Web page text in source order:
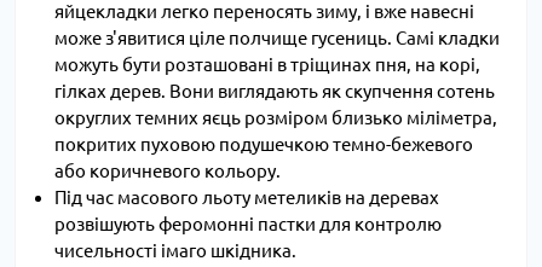
яйцекладки легко переносять зиму, і вже навесні
може з'явитися ціле полчище гусениць. Самі кладки
можуть бути розташовані в тріщинах пня, на корі,
гілках дерев. Вони виглядають як скупчення сотень
округлих темних яєць розміром близько міліметра,
покритих пуховою подушечкою темно-бежевого
або коричневого кольору.
Під час масового льоту метеликів на деревах
розвішують феромонні пастки для контролю
чисельності імаго шкідника.